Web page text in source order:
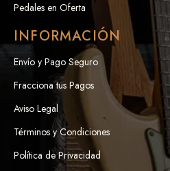
Pedales en Oferta
INFORMACIÓN
Envío y Pago Seguro
Fracciona tus Pagos
Aviso Legal
Términos y Condiciones
Política de Privacidad